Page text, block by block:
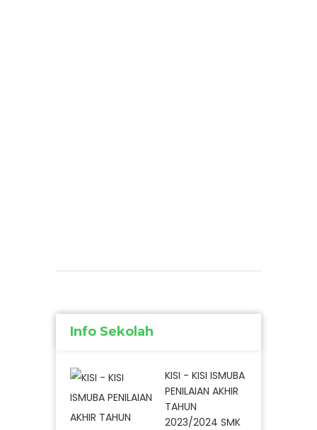
Info Sekolah
KISI - KISI ISMUBA
PENILAIAN AKHIR
TAHUN
2023/2024 SMK